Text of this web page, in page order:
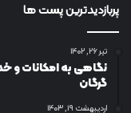
پربازدیدترین پست ها
تیر ۲۶, ۱۴۰۲
نگاهی به امکانات و
گرگان
اردیبهشت ۱۹, ۱۴۰۳